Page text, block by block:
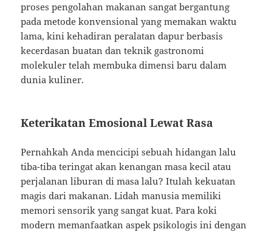
proses pengolahan makanan sangat bergantung
pada metode konvensional yang memakan waktu
lama, kini kehadiran peralatan dapur berbasis
kecerdasan buatan dan teknik gastronomi
molekuler telah membuka dimensi baru dalam
dunia kuliner.
Keterikatan Emosional Lewat Rasa
Pernahkah Anda mencicipi sebuah hidangan lalu
tiba-tiba teringat akan kenangan masa kecil atau
perjalanan liburan di masa lalu? Itulah kekuatan
magis dari makanan. Lidah manusia memiliki
memori sensorik yang sangat kuat. Para koki
modern memanfaatkan aspek psikologis ini dengan